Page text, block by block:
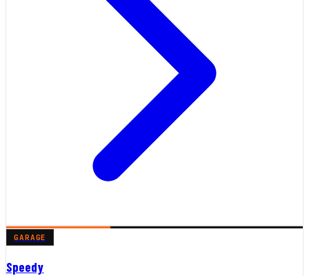
GARAGE
Speedy